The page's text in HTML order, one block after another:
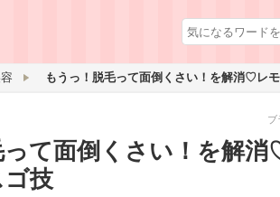
ブ
って面倒くさい！を解
技